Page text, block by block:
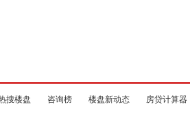
搜楼盘 咨询榜 楼盘新动态 房贷计算器